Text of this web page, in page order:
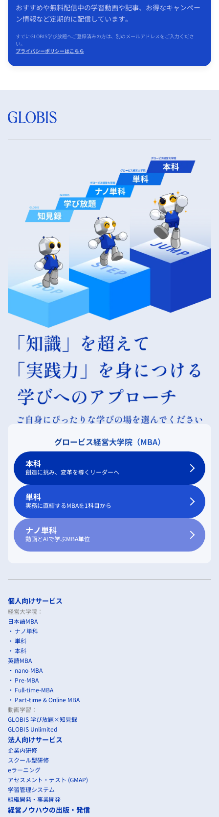
おすすめや無料配信中の学習動画や記事、お得なキャンペー
ン情報など定期的に配信しています。
すでにGLOBIS学び放題へご登録済みの方は、別のメールアドレスをご入力くださ
い。
プライバシーポリシーはこちら
グロービス経営大学院（MBA）
本科
創造に挑み、変革を導くリーダーへ
単科
実務に直結するMBAを1科目から
ナノ単科
動画とAIで学ぶMBA単位
個人向けサービス
経営大学院：
日本語MBA
ナノ単科
単科
本科
英語MBA
nano-MBA
Pre-MBA
Full-time-MBA
Part-time & Online MBA
動画学習：
GLOBIS 学び放題×知見録
GLOBIS Unlimited
法人向けサービス
企業内研修
スクール型研修
eラーニング
アセスメント・テスト (GMAP)
学習管理システム
組織開発・事業開発
経営ノウハウの出版・発信